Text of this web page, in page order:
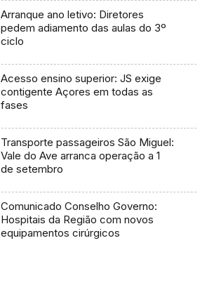
Arranque ano letivo: Diretores
pedem adiamento das aulas do 3º
ciclo
Acesso ensino superior: JS exige
contigente Açores em todas as
fases
Transporte passageiros São Miguel:
Vale do Ave arranca operação a 1
de setembro
Comunicado Conselho Governo:
Hospitais da Região com novos
equipamentos cirúrgicos